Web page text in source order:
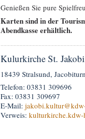
Genießen Sie pure
Karten sind in der
Abendkasse erhältlich.
Kulurkirche St. Jakobi
18439 Stralsund,
Telefon: 03831 309696
Fax: 03831 309697
E-Mail: jakobi.kultur
Verweis: kulturkirche.kdw-